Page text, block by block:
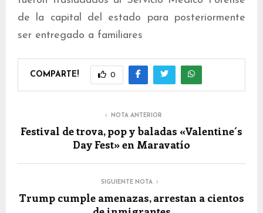
de la capital del estado para posteriormente
ser entregado a familiares
COMPARTE! 0
NOTA ANTERIOR
Festival de trova, pop y baladas «Valentine´s
Day Fest» en Maravatío
SIGUIENTE NOTA
Trump cumple amenazas, arrestan a cientos